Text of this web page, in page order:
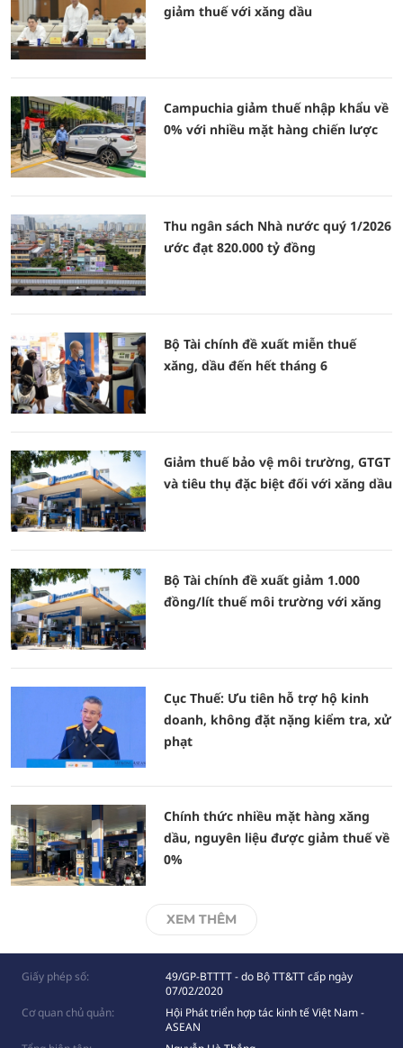
giảm thuế với xăng dầu
Campuchia giảm thuế nhập khẩu về
0% với nhiều mặt hàng chiến lược
Thu ngân sách Nhà nước quý 1/2026
ước đạt 820.000 tỷ đồng
Bộ Tài chính đề xuất miễn thuế
xăng, dầu đến hết tháng 6
Giảm thuế bảo vệ môi trường, GTGT
và tiêu thụ đặc biệt đối với xăng dầu
Bộ Tài chính đề xuất giảm 1.000
đồng/lít thuế môi trường với xăng
Cục Thuế: Ưu tiên hỗ trợ hộ kinh
doanh, không đặt nặng kiểm tra, xử
phạt
Chính thức nhiều mặt hàng xăng
dầu, nguyên liệu được giảm thuế về
0%
XEM THÊM
Giấy phép số:
49/GP-BTTTT - do Bộ TT&TT cấp ngày
07/02/2020
Cơ quan chủ quản:
Hội Phát triển hợp tác kinh tế Việt Nam -
ASEAN